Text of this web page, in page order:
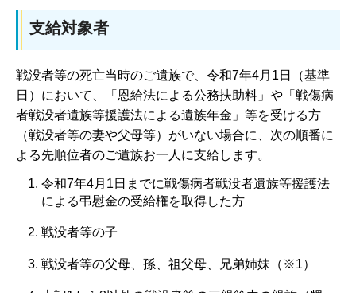
支給対象者
戦没者等の死亡当時のご遺族で、令和7年4月1日（基準
日）において、「恩給法による公務扶助料」や「戦傷病
者戦没者遺族等援護法による遺族年金」等を受ける方
（戦没者等の妻や父母等）がいない場合に、次の順番に
よる先順位者のご遺族お一人に支給します。
令和7年4月1日までに戦傷病者戦没者遺族等援護法
による弔慰金の受給権を取得した方
戦没者等の子
戦没者等の父母、孫、祖父母、兄弟姉妹（※1）